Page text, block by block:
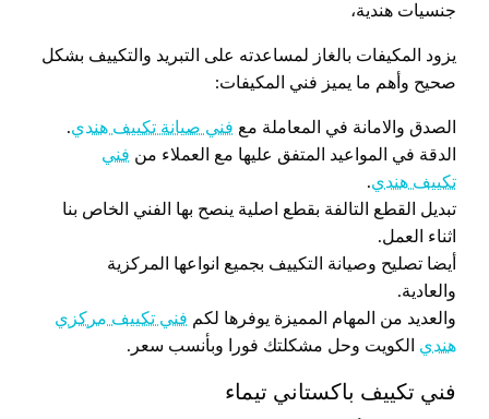
جنسيات هندية،
يزود المكيفات بالغاز لمساعدته على التبريد والتكييف بشكل
صحيح وأهم ما يميز فني المكيفات:
الصدق والامانة في المعاملة مع فني صيانة تكييف هندي.
الدقة في المواعيد المتفق عليها مع العملاء من فني
تكييف هندي.
تبديل القطع التالفة بقطع اصلية ينصح بها الفني الخاص بنا
اثناء العمل.
أيضا تصليح وصيانة التكييف بجميع انواعها المركزية
والعادية.
والعديد من المهام المميزة يوفرها لكم فني تكييف مركزي
هندي الكويت وحل مشكلتك فورا وبأنسب سعر.
فني تكييف باكستاني تيماء